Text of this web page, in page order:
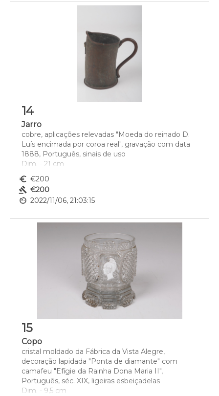
14
Jarro
cobre, aplicações relevadas "Moeda do reinado D.
Luís encimada por coroa real", gravação com data
1888, Português, sinais de uso
Dim. - 21 cm
euro_symbol €200
gavel €200
av_timer 2022/11/06, 21:03:15
15
Copo
cristal moldado da Fábrica da Vista Alegre,
decoração lapidada "Ponta de diamante" com
camafeu "Efígie da Rainha Dona Maria II",
Português, séc. XIX, ligeiras esbeiçadelas
Dim. - 9,5 cm